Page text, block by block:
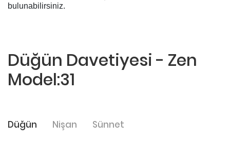
bulunabilirsiniz.
Düğün Davetiyesi - Zen
Model:31
Düğün Nişan Sünnet